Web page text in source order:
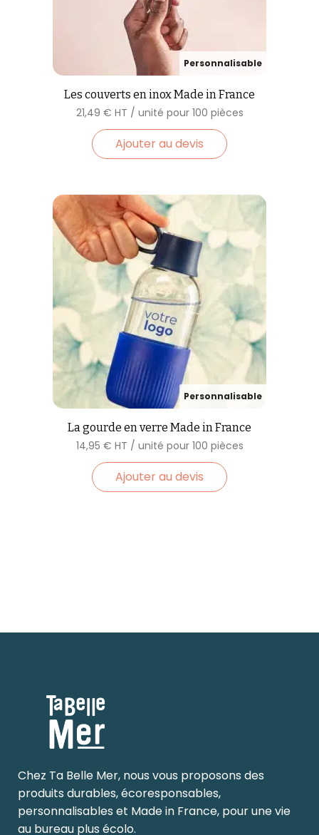
Les couverts en inox Made in France
21,49 €
Ajouter au devis
La gourde en verre Made in France
14,95 €
Ajouter au devis
Chez Ta Belle Mer, nous vous proposons des
produits durables, écoresponsables,
personnalisables et Made in France, pour une vie
au bureau plus écolo.